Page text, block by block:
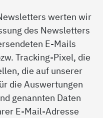
werten wir
des Newsletters
E-Mails
Tracking-Pixel, die
die auf unserer
die Auswertungen
genannten Daten
E-Mail-Adresse